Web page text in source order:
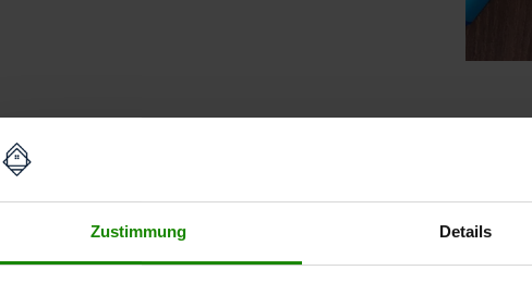
Zustimmung Details
Unsere